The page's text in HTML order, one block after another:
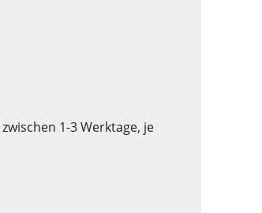
1-3 Werktage, je